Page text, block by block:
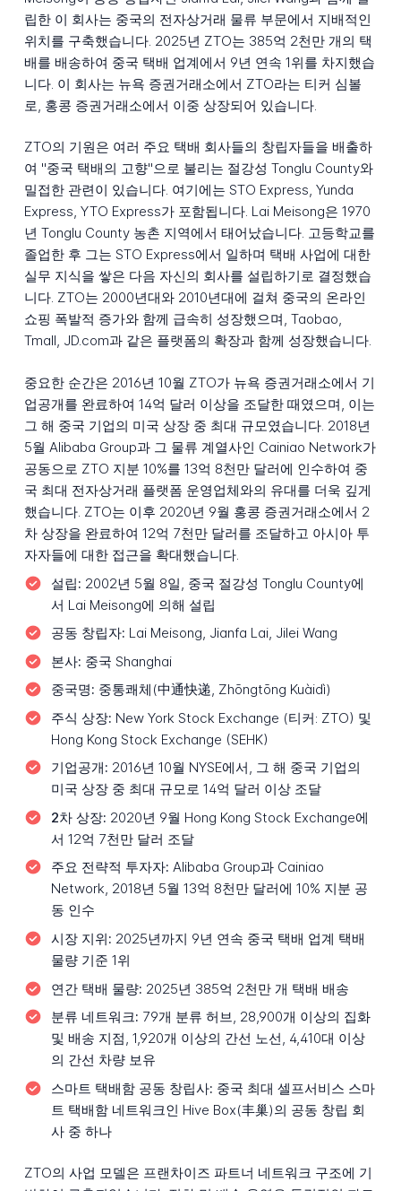
립한 이 회사는 중국의 전자상거래 물류 부문에서 지배적인
위치를 구축했습니다. 2025년 ZTO는 385억 2천만 개의 택
배를 배송하여 중국 택배 업계에서 9년 연속 1위를 차지했습
니다. 이 회사는 뉴욕 증권거래소에서 ZTO라는 티커 심볼
로, 홍콩 증권거래소에서 이중 상장되어 있습니다.
ZTO의 기원은 여러 주요 택배 회사들의 창립자들을 배출하
여 "중국 택배의 고향"으로 불리는 절강성 Tonglu County와
밀접한 관련이 있습니다. 여기에는 STO Express, Yunda
Express, YTO Express가 포함됩니다. Lai Meisong은 1970
년 Tonglu County 농촌 지역에서 태어났습니다. 고등학교를
졸업한 후 그는 STO Express에서 일하며 택배 사업에 대한
실무 지식을 쌓은 다음 자신의 회사를 설립하기로 결정했습
니다. ZTO는 2000년대와 2010년대에 걸쳐 중국의 온라인
쇼핑 폭발적 증가와 함께 급속히 성장했으며, Taobao,
Tmall, JD.com과 같은 플랫폼의 확장과 함께 성장했습니다.
중요한 순간은 2016년 10월 ZTO가 뉴욕 증권거래소에서 기
업공개를 완료하여 14억 달러 이상을 조달한 때였으며, 이는
그 해 중국 기업의 미국 상장 중 최대 규모였습니다. 2018년
5월 Alibaba Group과 그 물류 계열사인 Cainiao Network가
공동으로 ZTO 지분 10%를 13억 8천만 달러에 인수하여 중
국 최대 전자상거래 플랫폼 운영업체와의 유대를 더욱 깊게
했습니다. ZTO는 이후 2020년 9월 홍콩 증권거래소에서 2
차 상장을 완료하여 12억 7천만 달러를 조달하고 아시아 투
자자들에 대한 접근을 확대했습니다.
설립: 2002년 5월 8일, 중국 절강성 Tonglu County에
서 Lai Meisong에 의해 설립
공동 창립자: Lai Meisong, Jianfa Lai, Jilei Wang
본사: 중국 Shanghai
중국명: 중통쾌체(中通快递, Zhōngtōng Kuàidì)
주식 상장: New York Stock Exchange (티커: ZTO) 및
Hong Kong Stock Exchange (SEHK)
기업공개: 2016년 10월 NYSE에서, 그 해 중국 기업의
미국 상장 중 최대 규모로 14억 달러 이상 조달
2차 상장: 2020년 9월 Hong Kong Stock Exchange에
서 12억 7천만 달러 조달
주요 전략적 투자자: Alibaba Group과 Cainiao
Network, 2018년 5월 13억 8천만 달러에 10% 지분 공
동 인수
시장 지위: 2025년까지 9년 연속 중국 택배 업계 택배
물량 기준 1위
연간 택배 물량: 2025년 385억 2천만 개 택배 배송
분류 네트워크: 79개 분류 허브, 28,900개 이상의 집화
및 배송 지점, 1,920개 이상의 간선 노선, 4,410대 이상
의 간선 차량 보유
스마트 택배함 공동 창립사: 중국 최대 셀프서비스 스마
트 택배함 네트워크인 Hive Box(丰巢)의 공동 창립 회
사 중 하나
ZTO의 사업 모델은 프랜차이즈 파트너 네트워크 구조에 기